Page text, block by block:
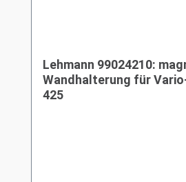
Lehmann 99024210:
Wandhalterung für
425